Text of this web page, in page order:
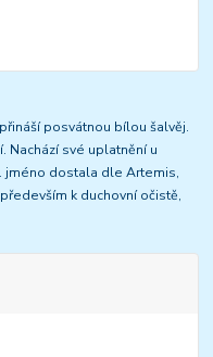
posvátnou bílou šalvěj.
Nachází své uplatnění u
jméno dostala dle Artemis,
k duchovní očistě,